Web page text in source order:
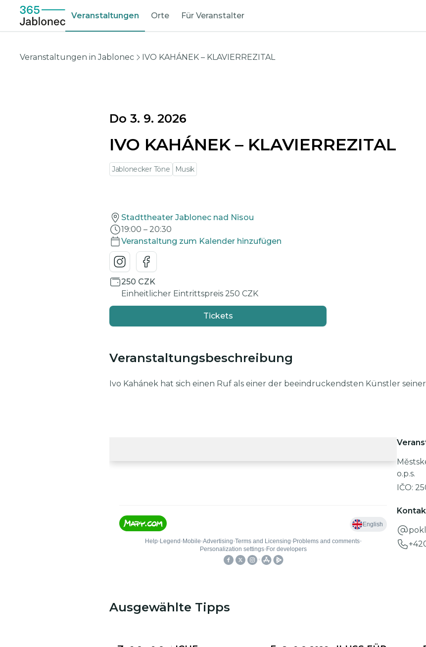
Veranstaltungen Orte Für Veranstalter
Veranstaltungen in Jablonec IVO KAHÁNEK – KLAVIERREZITAL
Do 3. 9. 2026
IVO KAHÁNEK – KLAVIERREZITAL
Jablonecker Töne Musik
Stadttheater Jablonec nad Nisou
19:00 – 20:30
Veranstaltung zum Kalender hinzufügen
250 CZK
Einheitlicher Eintrittspreis 250 CZK
Tickets
Veranstaltungsbeschreibung
Ivo Kahánek hat sich einen Ruf als einer der beeindruckendsten Künstler
o.p.s.
IČO:
Ausgewählte Tipps